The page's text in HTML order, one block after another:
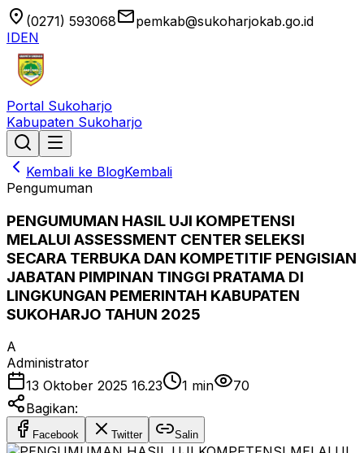
location_on (0271) 593068emailpemkab@sukoharjokab.go.id
IDEN
Portal Sukoharjo
Kabupaten Sukoharjo
Kembali ke BlogKembali
Pengumuman
PENGUMUMAN HASIL UJI KOMPETENSI
MELALUI ASSESSMENT CENTER SELEKSI
SECARA TERBUKA DAN KOMPETITIF PENGISIAN
JABATAN PIMPINAN TINGGI PRATAMA DI
LINGKUNGAN PEMERINTAH KABUPATEN
SUKOHARJO TAHUN 2025
A
Administrator
13 Oktober 2025 16.23
1 min
70
Bagikan:
Facebook Twitter Salin